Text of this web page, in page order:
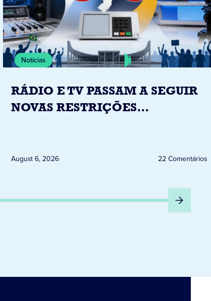
Notícias
RÁDIO E TV PASSAM A SEGUIR
NOVAS RESTRIÇÕES
August 6, 2026 22 Comentários